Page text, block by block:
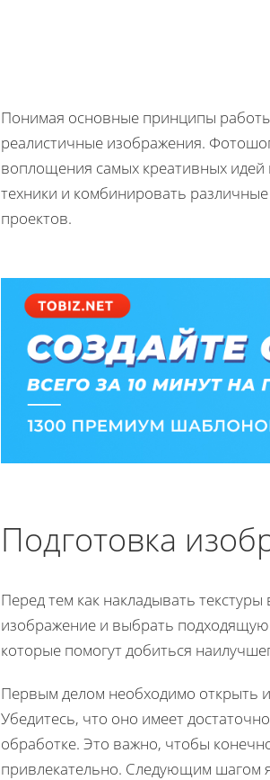
Понимая основные принципы
реалистичные изображения.
воплощения самых креативных
техники и комбинировать
проектов.
Подготовка
Перед тем как накладывать
изображение и выбрать подходящую
которые помогут добиться
Первым делом необходимо открыть
Убедитесь, что оно имеет
обработке. Это важно, чтобы
привлекательно. Следующим шагом